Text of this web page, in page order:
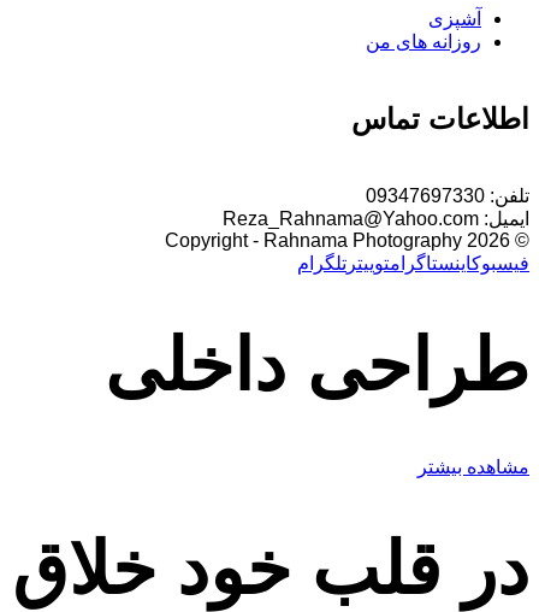
آشپزی
روزانه های من
اطلاعات تماس
تلفن:
ایمیل:
© 2026 Copyright - Rahnama Photography
فیسبوکاینستاگرامتوییتر تلگرام
طراحی داخلی
مشاهده بیشتر
در قلب خود خلاق